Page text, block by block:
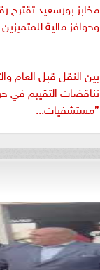
مخابز بورسعيد تقترح
وحوافز مالية
بين النقل قبل العام
تناقضات التقييم في
”مستشفيات...